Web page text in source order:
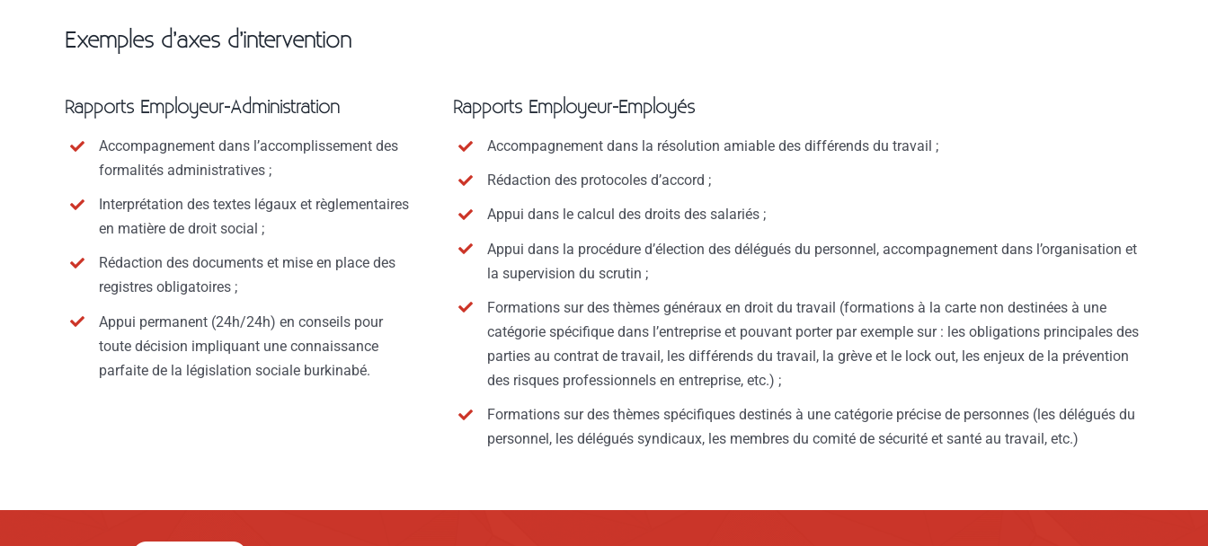
Exemples d’axes d’intervention
Rapports Employeur-Administration
Accompagnement dans l’accomplissement des
formalités administratives ;
Interprétation des textes légaux et règlementaires
en matière de droit social ;
Rédaction des documents et mise en place des
registres obligatoires ;
Appui permanent (24h/24h) en conseils pour
toute décision impliquant une connaissance
parfaite de la législation sociale burkinabé.
Rapports Employeur-Employés
Accompagnement dans la résolution amiable des différends du travail ;
Rédaction des protocoles d’accord ;
Appui dans le calcul des droits des salariés ;
Appui dans la procédure d’élection des délégués du personnel, accompagnement dans l’organisation et
la supervision du scrutin ;
Formations sur des thèmes généraux en droit du travail (formations à la carte non destinées à une
catégorie spécifique dans l’entreprise et pouvant porter par exemple sur : les obligations principales des
parties au contrat de travail, les différends du travail, la grève et le lock out, les enjeux de la prévention
des risques professionnels en entreprise, etc.) ;
Formations sur des thèmes spécifiques destinés à une catégorie précise de personnes (les délégués du
personnel, les délégués syndicaux, les membres du comité de sécurité et santé au travail, etc.)